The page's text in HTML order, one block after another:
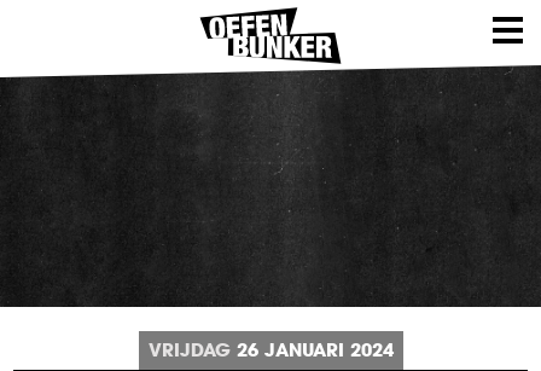
VRIJDAG 26 JANUARI 2024